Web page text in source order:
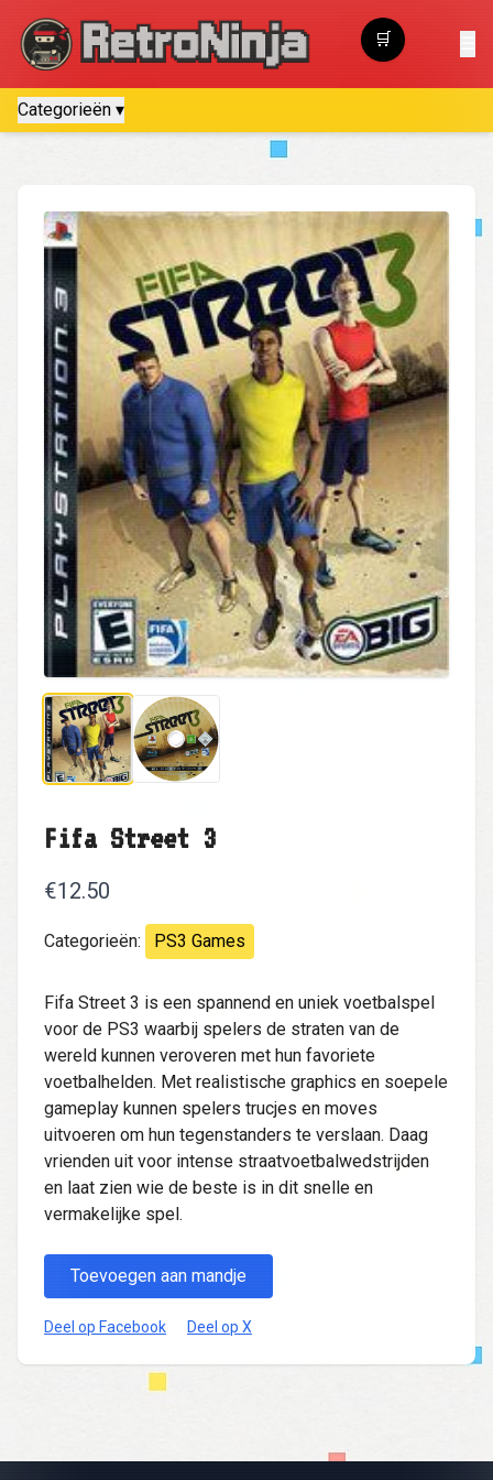
Categorieën ▾
🛒
Winkelwagen
Fifa Street 3
€12.50
Categorieën: PS3 Games
Fifa Street 3 is een spannend en uniek voetbalspel
voor de PS3 waarbij spelers de straten van de
wereld kunnen veroveren met hun favoriete
voetbalhelden. Met realistische graphics en soepele
gameplay kunnen spelers trucjes en moves
uitvoeren om hun tegenstanders te verslaan. Daag
vrienden uit voor intense straatvoetbalwedstrijden
en laat zien wie de beste is in dit snelle en
vermakelijke spel.
Toevoegen aan mandje
Deel op Facebook Deel op X